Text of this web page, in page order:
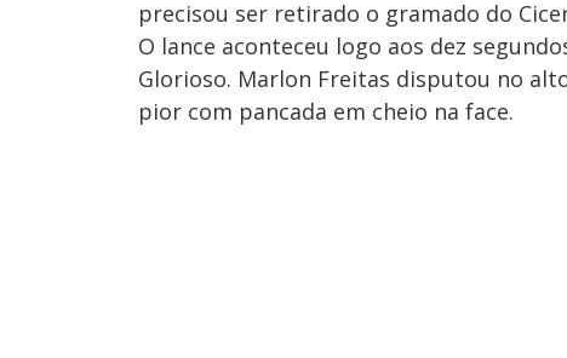
precisou ser retirado o gramado do
O lance aconteceu logo aos dez
Glorioso. Marlon Freitas disputou no
pior com pancada em cheio na face.